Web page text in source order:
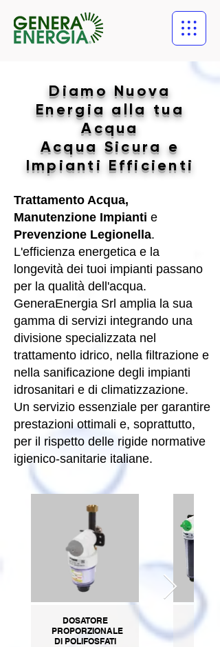
Diamo Nuova
Energia alla tua
Acqua
Acqua Sicura e
Impianti Efficienti
Trattamento Acqua,
Manutenzione Impianti e
Prevenzione Legionella.
L'efficienza energetica e la
longevità dei tuoi impianti passano
per la qualità dell'acqua.
GeneraEnergia Srl amplia la sua
gamma di servizi integrando una
divisione specializzata nel
trattamento idrico, nella filtrazione e
nella sanificazione degli impianti
idrosanitari e di climatizzazione.
Un servizio essenziale per garantire
prestazioni ottimali e, soprattutto,
per il rispetto delle rigide normative
igienico-sanitarie italiane.
DOSATORE
PROPORZIONALE
DI POLIFOSFATI